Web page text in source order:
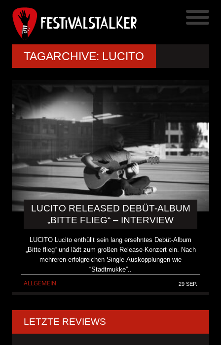
TAGARCHIVE: LUCITO
LUCITO RELEASED DEBÜT-ALBUM
„BITTE FLIEG“ – INTERVIEW
LUCITO Lucito enthüllt sein lang ersehntes Debüt-Album
„Bitte flieg“ und lädt zum großen Release-Konzert ein. Nach
mehreren erfolgreichen Single-Auskopplungen wie
“Stadtmukke”..
ALLGEMEIN 29 SEP.
LETZTE REVIEWS